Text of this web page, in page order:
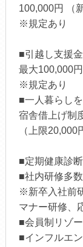
100,000円 （
※規定あり
■引越し支援金
最大100,000
※規定あり
■一人暮らし
宿舎借上げ制
（上限20,000
■定期健康診断
■社内研修多数
※新卒入社前
マナー研修、
■会員制リゾ
■インフルエ